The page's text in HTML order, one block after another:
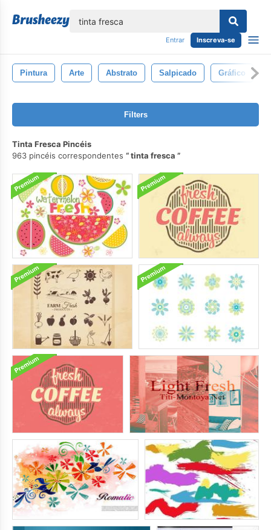
Entrar Inscreva-se
Pintura Arte Abstrato Salpicado Gráfico
Filters
Tinta Fresca Pincéis
963 pincéis correspondentes
tinta fresca